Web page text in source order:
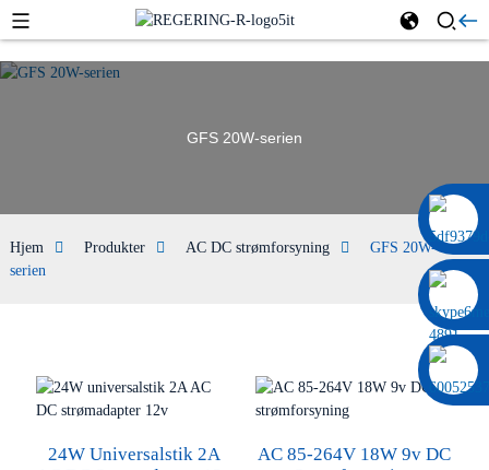
0086 13322920697
GFS 20W-serien
Hjem Produkter AC DC strømforsyning
GFS 20W-
serien
24W Universalstik 2A
AC 85-264V 18W 9v DC